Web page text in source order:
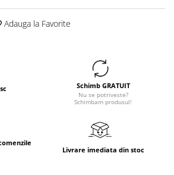
Adauga la Favorite
Schimb GRATUIT
Nu se potriveste?
Schimbam produsul!
Livrare imediata din stoc